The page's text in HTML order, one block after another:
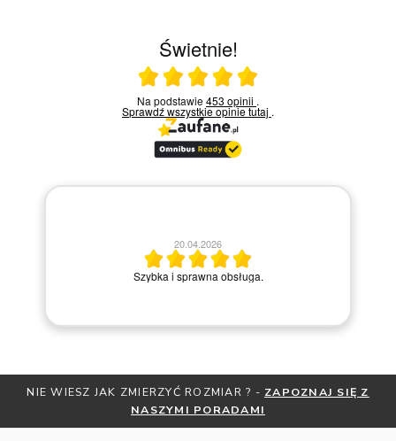
Świetnie!
Ocena średnia 5 na 5
Na podstawie453 opinii .
Sprawdź wszystkie opinietutaj .
20.04.2026
Szybka i sprawna obsługa.
NIE WIESZ JAK ZMIERZYĆ ROZMIAR ? -ZAPOZNAJ SIĘ Z
NASZYMI PORADAMI